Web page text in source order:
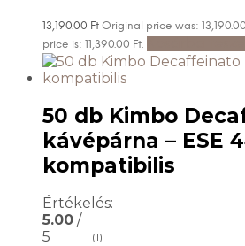
13,190.00Ft Original price was: 13,190.00
price is: 11,390.00 Ft.
50 db Kimbo
kávépárna – ESE
kompatibilis
Értékelés:
5.00 /
5
(1)